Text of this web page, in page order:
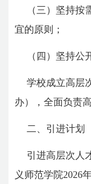
（三）坚持
宜的原则；
（四）坚持公
学校成立高层
办），全面负责
二、引进计划
引进高层次人
义师范学院2026